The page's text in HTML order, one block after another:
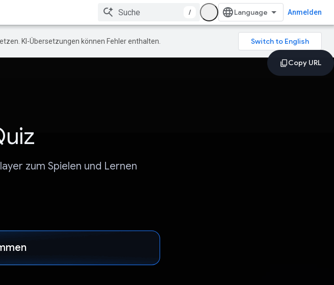
/ Anmelden
KI-Übersetzungen können Fehler enthalten.
zum Spielen und Lernen